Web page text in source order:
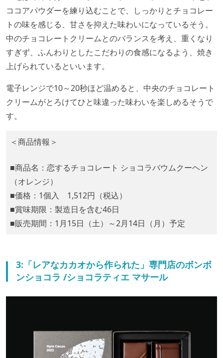
ココアパウダーを練り込むことで、しっかりとチョコレー
トの味を感じる、甘さを抑えた味わいになっているそう。
中のチョコレートクリームとのバランスを考え、重くなり
すぎず、ふんわりとしたこだわりの食感になるよう、焼き
上げられているといいます。
電子レンジで10～20秒ほど温めると、中央のチョコレート
クリームがとろけてひと味違った味わいを楽しめるそうで
す。
＜商品情報＞
■商品名：恋するチョコレート ショコラバウムクーヘン
（オレンジ）
■価格：1個入 1,512円（税込）
■賞味期限：製造日を含む46日
■販売期間：1月15日（土）～2月14日（月）予定
3:「レアなカカオから作られた」専門店のボンボ
ンショコラ /ショコラティエ マサール